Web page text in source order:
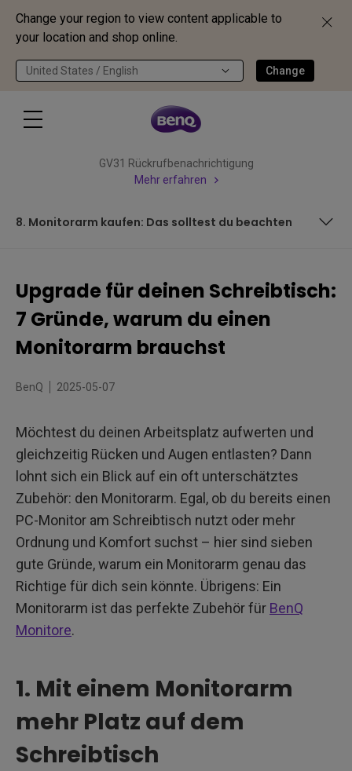
Change your region to view content applicable to
your location and shop online.
United States / English Change
GV31 Rückrufbenachrichtigung
Mehr erfahren
8. Monitorarm kaufen: Das solltest du beachten
2. Ergonomische Sitzhaltung entlastet Nacken und
Schultern
3. Maximale Flexibilität bei der Bildschirmpositionierung
6. Moderner Look dank schwebendem Monitorarm
7. Leichter Zugriff auf Kabel und mühelose Reinigung
8. Monitorarm kaufen: Das solltest du beachten
Upgrade für deinen Schreibtisch:
7 Gründe, warum du einen
Monitorarm brauchst
BenQ 2025-05-07
Möchtest du deinen Arbeitsplatz aufwerten und
gleichzeitig Rücken und Augen entlasten? Dann
lohnt sich ein Blick auf ein oft unterschätztes
Zubehör: den Monitorarm. Egal, ob du bereits einen
PC-Monitor am Schreibtisch nutzt oder mehr
Ordnung und Komfort suchst – hier sind sieben
gute Gründe, warum ein Monitorarm genau das
Richtige für dich sein könnte. Übrigens: Ein
Monitorarm ist das perfekte Zubehör für BenQ
Monitore.
1. Mit einem Monitorarm
mehr Platz auf dem
Schreibtisch